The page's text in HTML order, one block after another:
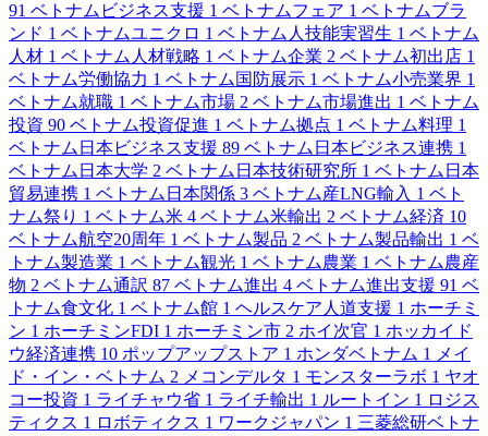
91 ベトナムビジネス支援 1 ベトナムフェア 1 ベトナムブラ
ンド 1 ベトナムユニクロ 1 ベトナム人技能実習生 1 ベトナム
人材 1 ベトナム人材戦略 1 ベトナム企業 2 ベトナム初出店 1
ベトナム労働協力 1 ベトナム国防展示 1 ベトナム小売業界 1
ベトナム就職 1 ベトナム市場 2 ベトナム市場進出 1 ベトナム
投資 90 ベトナム投資促進 1 ベトナム拠点 1 ベトナム料理 1
ベトナム日本ビジネス支援 89 ベトナム日本ビジネス連携 1
ベトナム日本大学 2 ベトナム日本技術研究所 1 ベトナム日本
貿易連携 1 ベトナム日本関係 3 ベトナム産LNG輸入 1 ベト
ナム祭り 1 ベトナム米 4 ベトナム米輸出 2 ベトナム経済 10
ベトナム航空20周年 1 ベトナム製品 2 ベトナム製品輸出 1 ベ
トナム製造業 1 ベトナム観光 1 ベトナム農業 1 ベトナム農産
物 2 ベトナム通訳 87 ベトナム進出 4 ベトナム進出支援 91 ベ
トナム食文化 1 ベトナム館 1 ヘルスケア人道支援 1 ホーチミ
ン 1 ホーチミンFDI 1 ホーチミン市 2 ホイ次官 1 ホッカイド
ウ経済連携 10 ポップアップストア 1 ホンダベトナム 1
メイ
ド・イン・ベトナム 2 メコンデルタ 1 モンスターラボ 1 ヤオ
コー投資 1 ライチャウ省 1 ライチ輸出 1 ルートイン 1 ロジス
ティクス 1 ロボティクス 1 ワークジャパン 1 三菱総研ベトナ